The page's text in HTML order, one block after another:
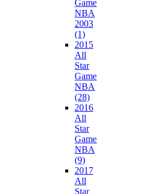
Game
NBA
2003
(1)
2015
All
Star
Game
NBA
(28)
2016
All
Star
Game
NBA
(9)
2017
All
Star